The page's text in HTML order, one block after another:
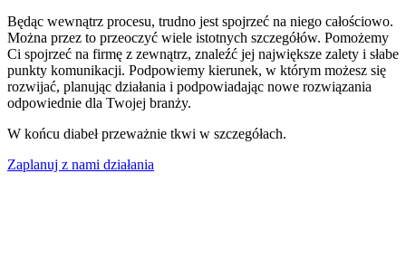
Będąc wewnątrz procesu, trudno jest spojrzeć na niego całościowo.
Można przez to przeoczyć wiele istotnych szczegółów. Pomożemy
Ci spojrzeć na firmę z zewnątrz, znaleźć jej największe zalety i słabe
punkty komunikacji. Podpowiemy kierunek, w którym możesz się
rozwijać, planując działania i podpowiadając nowe rozwiązania
odpowiednie dla Twojej branży.
W końcu diabeł przeważnie tkwi w szczegółach.
Zaplanuj z nami działania